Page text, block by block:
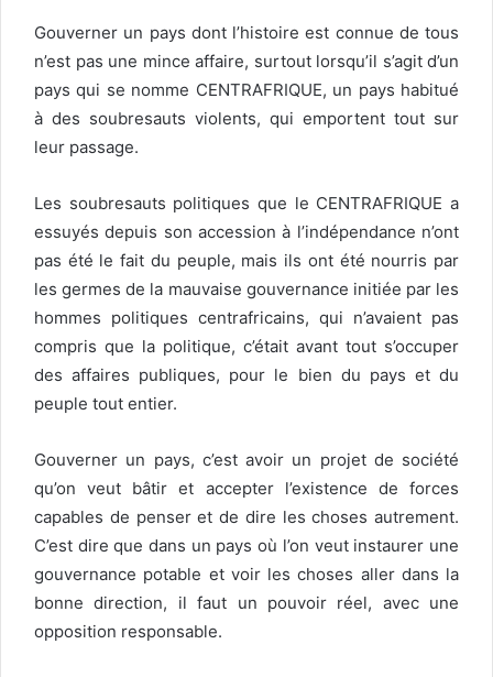
Gouverner un pays dont l’histoire est connue de tous
n’est pas une mince affaire, surtout lorsqu’il s’agit d’un
pays qui se nomme CENTRAFRIQUE, un pays habitué
à des soubresauts violents, qui emportent tout sur
leur passage.
Les soubresauts politiques que le CENTRAFRIQUE a
essuyés depuis son accession à l’indépendance n’ont
pas été le fait du peuple, mais ils ont été nourris par
les germes de la mauvaise gouvernance initiée par les
hommes politiques centrafricains, qui n’avaient pas
compris que la politique, c’était avant tout s’occuper
des affaires publiques, pour le bien du pays et du
peuple tout entier.
Gouverner un pays, c’est avoir un projet de société
qu’on veut bâtir et accepter l’existence de forces
capables de penser et de dire les choses autrement.
C’est dire que dans un pays où l’on veut instaurer une
gouvernance potable et voir les choses aller dans la
bonne direction, il faut un pouvoir réel, avec une
opposition responsable.